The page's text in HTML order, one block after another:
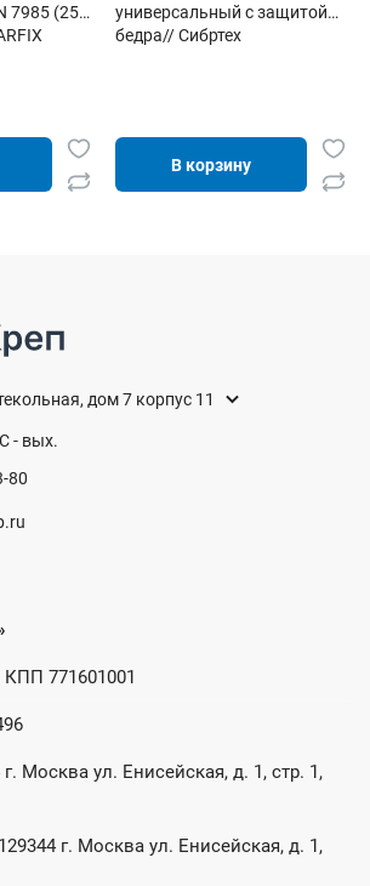
7985 (250
универсальный с защитой
бедра// Сибртех
В корзину
дом 7 корпус 11
- вых.
80
771601001
г. Москва ул. Енисейская, д. 1, стр. 1,
129344 г. Москва ул. Енисейская, д. 1,